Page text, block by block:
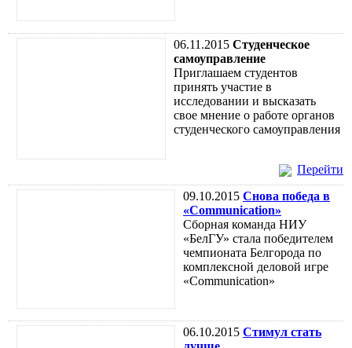
06.11.2015 Студенческое
самоуправление
Приглашаем студентов
принять участие в
исследовании и высказать
свое мнение о работе органов
студенческого самоуправления
Перейти
09.10.2015 Снова победа в
«Communication»
Сборная команда НИУ
«БелГУ» стала победителем
чемпионата Белгорода по
комплексной деловой игре
«Communication»
06.10.2015 Стимул стать